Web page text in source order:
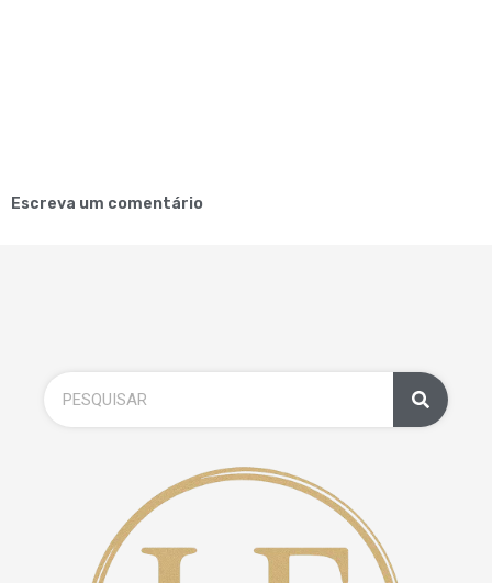
Escreva um comentário